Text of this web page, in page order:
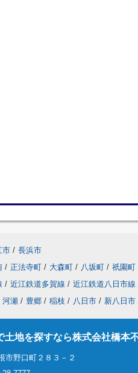
市 / 長浜市
/ 正法寺町 / 大森町 / 八坂町 / 祇園町
/ 近江鉄道多賀線 / 近江鉄道八日市線
河瀬 / 豊郷 / 稲枝 / 八日市 / 新八日市
土地を探すなら株式会社橋本
市野口町２８３－２